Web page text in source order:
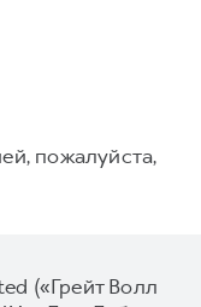
пожалуйста,
(«Грейт Волл